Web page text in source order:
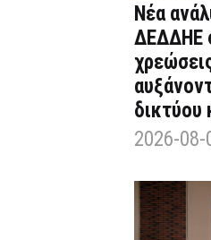
Νέα
ΔΕΔΔΗΕ
δικτύου
2026-08-